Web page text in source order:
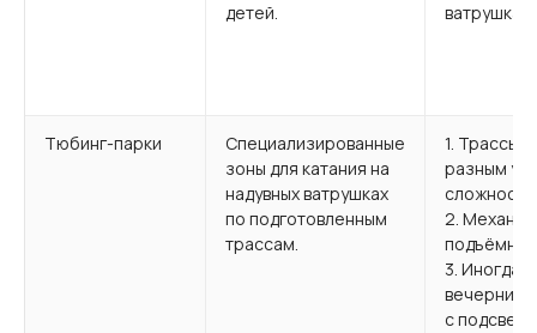
детей.
ватрушках.
Тюбинг-парки
Специализированные
зоны для катания на
надувных ватрушках
по подготовленным
трассам.
1. Трассы с
разным
сложности.
2.
3. Иногда —
вечерние
с